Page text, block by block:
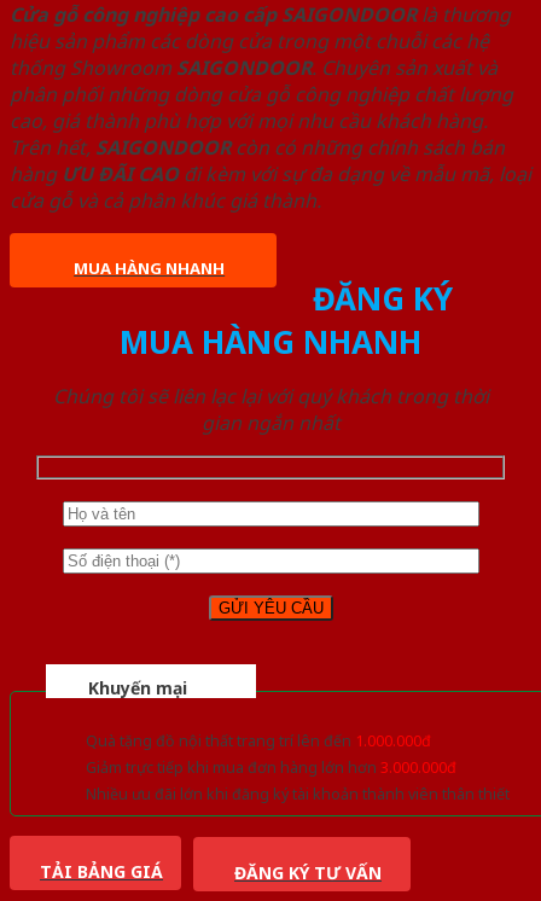
Cửa gỗ công nghiệp cao cấp SAIGONDOORlà thương
hiệu sản phẩm các dòng cửa trong một chuỗi các hệ
thống Showroom SAIGONDOOR. Chuyên sản xuất và
phân phối những dòng cửa gỗ công nghiệp chất lượng
cao, giá thành phù hợp với mọi nhu cầu khách hàng.
Trên hết, SAIGONDOORcòn có những chính sách bán
hàng ƯU ĐÃI CAOđi kèm với sự đa dạng về mẫu mã, loại
cửa gỗ và cả phân khúc giá thành.
MUA HÀNG NHANH
ĐĂNG KÝ
MUA HÀNG NHANH
Chúng tôi sẽ liên lạc lại với quý khách trong thời
gian ngắn nhất
Khuyến mại
Quà tặng đồ nội thất trang trí lên đến 1.000.000đ
Giảm trực tiếp khi mua đơn hàng lớn hơn 3.000.000đ
Nhiều ưu đãi lớn khi đăng ký tài khoản thành viên thân thiết
TẢI BẢNG GIÁ ĐĂNG KÝ TƯ VẤN